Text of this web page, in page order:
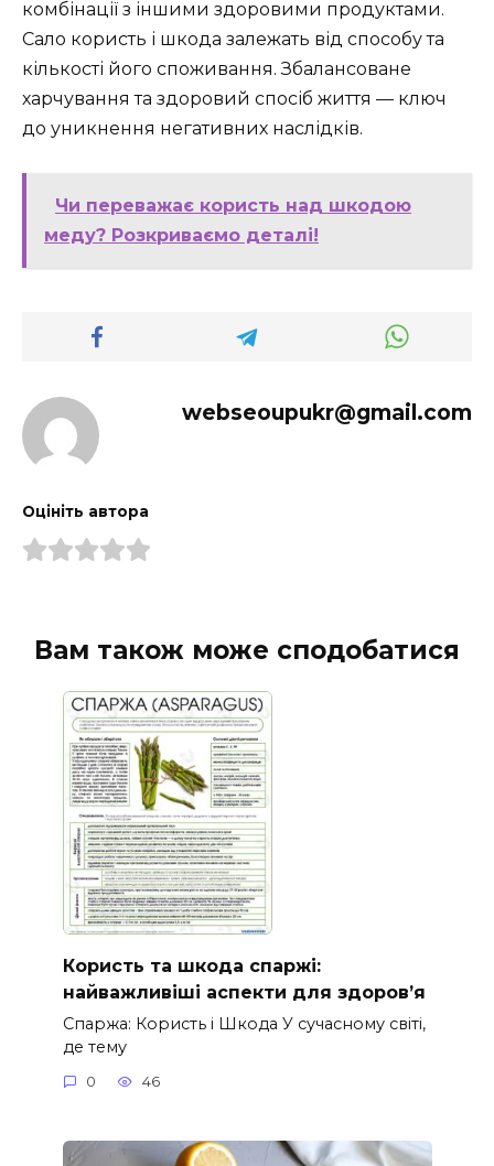
комбінації з іншими здоровими продуктами.
Сало користь і шкода залежать від способу та
кількості його споживання. Збалансоване
харчування та здоровий спосіб життя — ключ
до уникнення негативних наслідків.
Чи переважає користь над шкодою
меду? Розкриваємо деталі!
webseoupukr@gmail.com
Оцініть автора
Вам також може сподобатися
Користь та шкода спаржі:
найважливіші аспекти для здоров’я
Спаржа: Користь і Шкода У сучасному світі,
де тему
0 46